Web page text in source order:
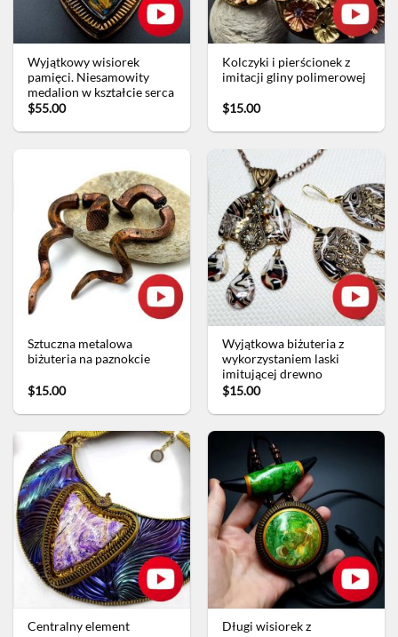
Wyjątkowy wisiorek
pamięci. Niesamowity
medalion w kształcie serca
$55.00
Kolczyki i pierścionek z
imitacji gliny polimerowej
$15.00
Sztuczna metalowa
biżuteria na paznokcie
$15.00
Wyjątkowa biżuteria z
wykorzystaniem laski
imitującej drewno
$15.00
Centralny element
Długi wisiorek z